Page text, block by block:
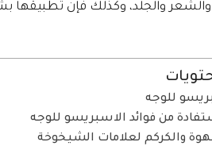
والجلد، وكذلك فإن تطبيقها
للوجه
من فوائد الاسبريسو للوجه
والكركم لعلامات الشيخوخة